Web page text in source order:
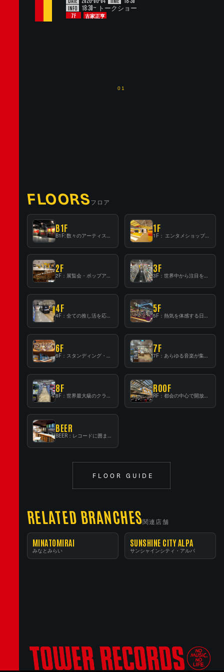
INFO 18:30~ トークショー
7F 古家正亨
01
FLOORSフロア
B1F
B1F: 数々のアーティストが立った、インストアイベントの聖地！
1F
1F： エンタメショップならではのイマーシブ空間
2F
2F：展覧会・ポップアップストア等を開催！大型催事スペース「TOWER SPACE SHIBUYA」
3F
3F：世界中から注目を集める〈日本のポップカルチャー〉の発信基地！
4F
4F：全ての推し活を応援するフロア！
5F
5F：熱気を体感する日本一のK-POP空間！
6F
6F：スタンディング・ビアバーを新設した日本最大規模のレコード専門フロア！
7F
7F：あらゆる音楽が集結する最多ジャンルフロア！
8F
8F：世界最大級のクラシック音楽専門フロア！
ROOF
RF：都会の中心で開放感あふれるルーフトップイベントスペース
BEER
BEER：レコードに囲まれたスタンディングバー
FLOOR GUIDE
RELATED BRANCHES関連店舗
MINATOMIRAI
みなとみらい
SUNSHINE CITY ALPA
サンシャインシティ・アルパ